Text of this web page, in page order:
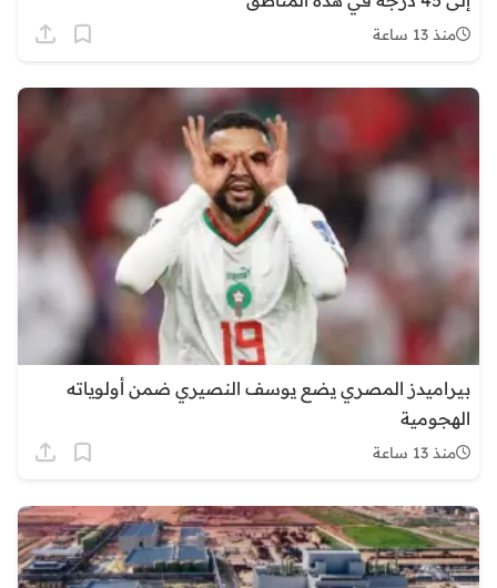
منذ 13 ساعة
بيراميدز المصري يضع يوسف النصيري ضمن أولوياته
الهجومية
منذ 13 ساعة